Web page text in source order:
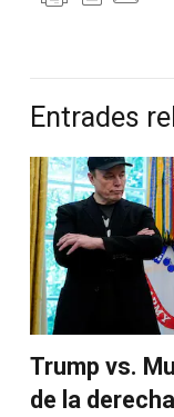
Entrades
Trump vs.
de la